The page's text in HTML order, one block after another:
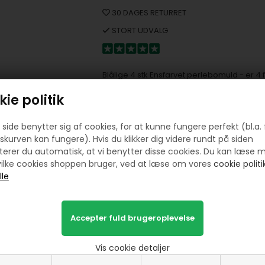
politik
side benytter sig af cookies, for at kunne fungere perfekt (bl.a.
kan fungere). Hvis du klikker dig videre rundt på siden
du automatisk, at vi benytter disse cookies. Du kan læse
cookies shoppen bruger, ved at læse om vores cookie
Vis cookie detaljer
30 DAGES RETURRET
STORT UDVALG
Blålige 4 stk Ensfarvet perlebomuld - er
flot bomuld stof der passer sammen i
Disse ensfavet Sanforiseret
beklædning. Alle er 100% Øko-tex Standart
Alle disse ens farvet perlebomuld er af
Prøv lige at se her: